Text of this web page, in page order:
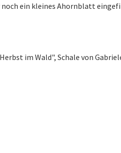
noch ein kleines Ahornblatt